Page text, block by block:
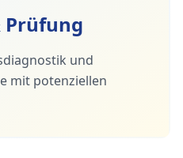
Prüfung
und
mit potenziellen